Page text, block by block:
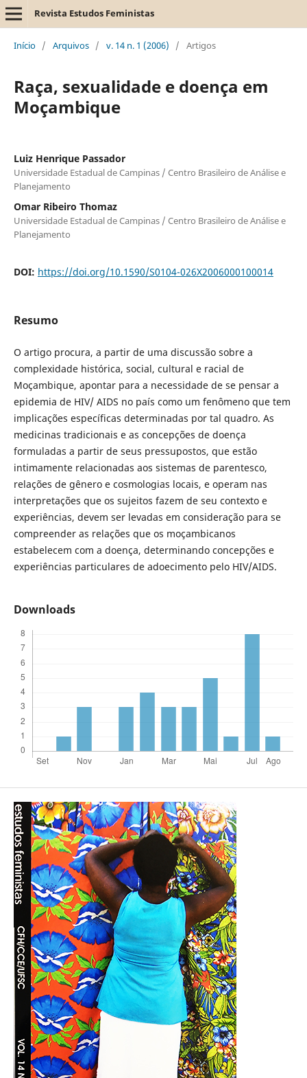
Revista Estudos Feministas
Início / Arquivos / v. 14 n. 1 (2006) / Artigos
Raça, sexualidade e doença em
Moçambique
Luiz Henrique Passador
Universidade Estadual de Campinas / Centro Brasileiro de Análise e
Planejamento
Omar Ribeiro Thomaz
Universidade Estadual de Campinas / Centro Brasileiro de Análise e
Planejamento
DOI: https://doi.org/10.1590/S0104-026X2006000100014
Resumo
O artigo procura, a partir de uma discussão sobre a
complexidade histórica, social, cultural e racial de
Moçambique, apontar para a necessidade de se pensar a
epidemia de HIV/ AIDS no país como um fenômeno que tem
implicações específicas determinadas por tal quadro. As
medicinas tradicionais e as concepções de doença
formuladas a partir de seus pressupostos, que estão
intimamente relacionadas aos sistemas de parentesco,
relações de gênero e cosmologias locais, e operam nas
interpretações que os sujeitos fazem de seu contexto e
experiências, devem ser levadas em consideração para se
compreender as relações que os moçambicanos
estabelecem com a doença, determinando concepções e
experiências particulares de adoecimento pelo HIV/AIDS.
Downloads